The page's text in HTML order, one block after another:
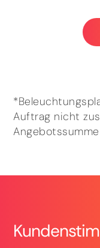
Auftrag nicht